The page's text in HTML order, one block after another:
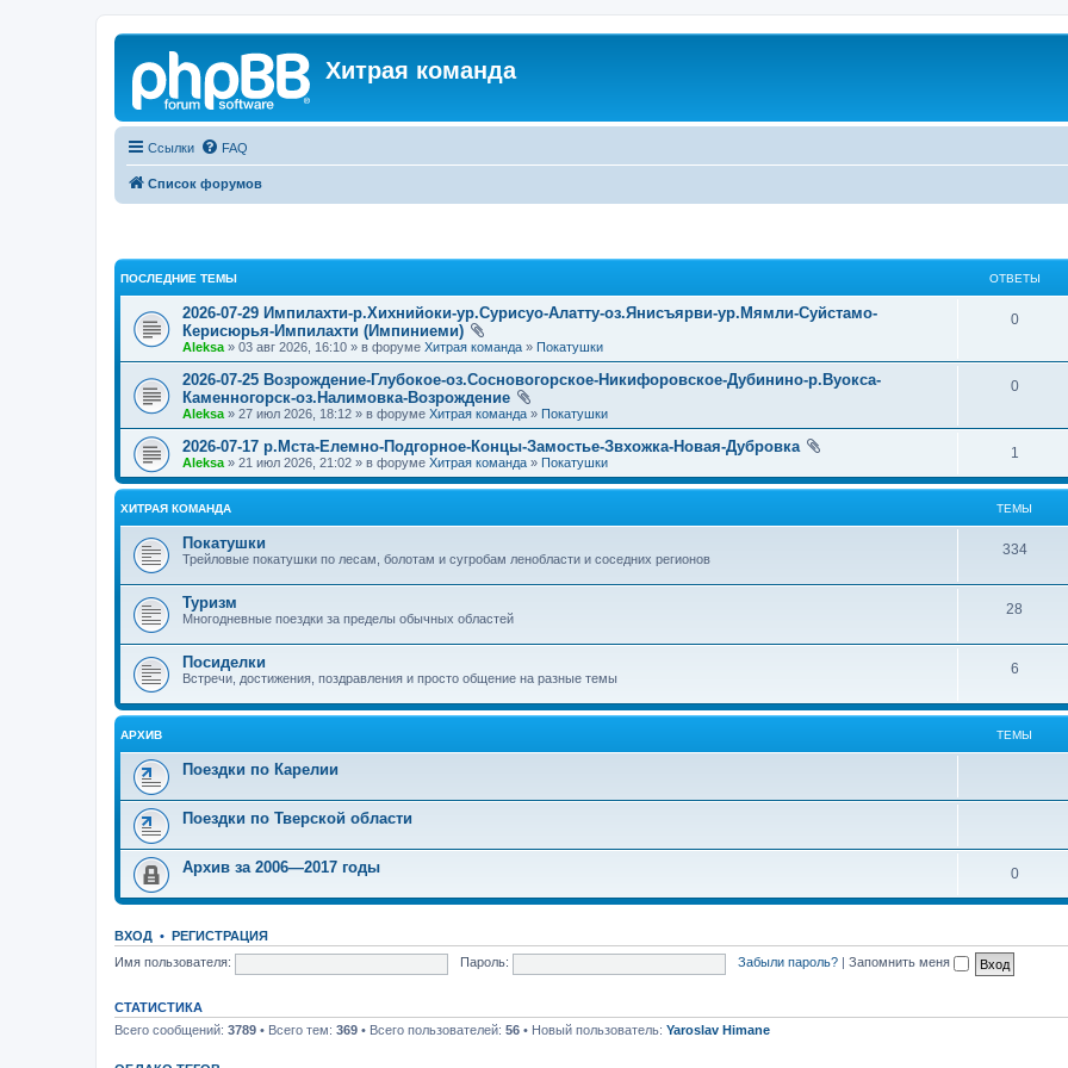
Хитрая команда
Ссылки FAQ
Список форумов
ПОСЛЕДНИЕ ТЕМЫ ОТВЕТЫ
2026-07-29 Импилахти-р.Хихнийоки-ур.Сурисуо-Алатту-оз.Янисъярви-ур.Мямли-Суйстамо-
Керисюрья-Импилахти (Импиниеми)
Aleksa » 03 авг 2026, 16:10 » в форуме Хитрая команда » Покатушки
0
2026-07-25 Возрождение-Глубокое-оз.Сосновогорское-Никифоровское-Дубинино-р.Вуокса-
Каменногорск-оз.Налимовка-Возрождение
Aleksa » 27 июл 2026, 18:12 » в форуме Хитрая команда » Покатушки
0
2026-07-17 р.Мста-Елемно-Подгорное-Концы-Замостье-Звхожка-Новая-Дубровка
Aleksa » 21 июл 2026, 21:02 » в форуме Хитрая команда » Покатушки
1
ХИТРАЯ КОМАНДА ТЕМЫ
Покатушки
Трейловые покатушки по лесам, болотам и сугробам ленобласти и соседних регионов
334
Туризм
Многодневные поездки за пределы обычных областей
28
Посиделки
Встречи, достижения, поздравления и просто общение на разные темы
6
АРХИВ ТЕМЫ
Поездки по Карелии
Поездки по Тверской области
Архив за 2006—2017 годы 0
ВХОД • РЕГИСТРАЦИЯ
Имя пользователя:
Пароль: Забыли пароль? Запомнить меня
СТАТИСТИКА
Всего сообщений: 3789 • Всего тем: 369 • Всего пользователей: 56 • Новый пользователь: Yaroslav Himane